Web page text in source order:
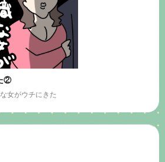
②
女がウチにきた